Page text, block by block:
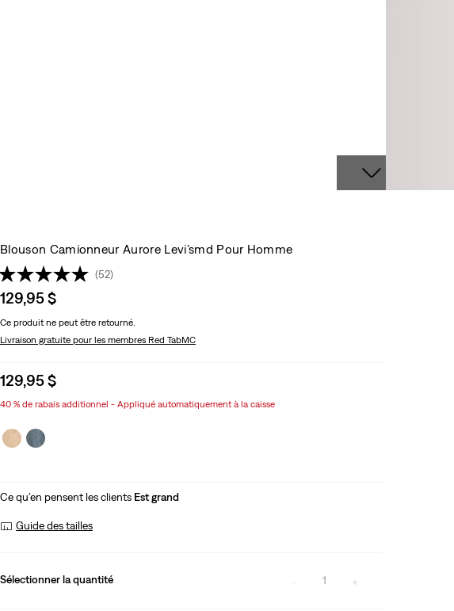
Blouson Camionneur Aurore Levi’smd Pour Homme
(52)
Sale
is
129,95 $
Ce produit ne peut être retourné.
Livraison gratuite pour les membres Red TabMC
Sale
is
129,95 $
40 % de rabais additionnel - Appliqué automatiquement à la caisse
Ce qu’en pensent les clients Est grand
Guide des tailles
Sélectionner la quantité 1